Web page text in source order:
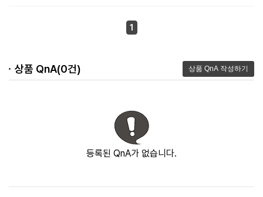
1
상품 QnA(0건)
등록된 QnA가 없습니다.